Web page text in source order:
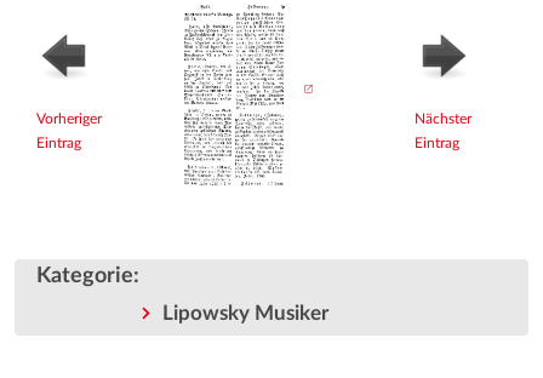
Vorheriger
Eintrag
Nächster
Eintrag
Kategorie:
Lipowsky Musiker